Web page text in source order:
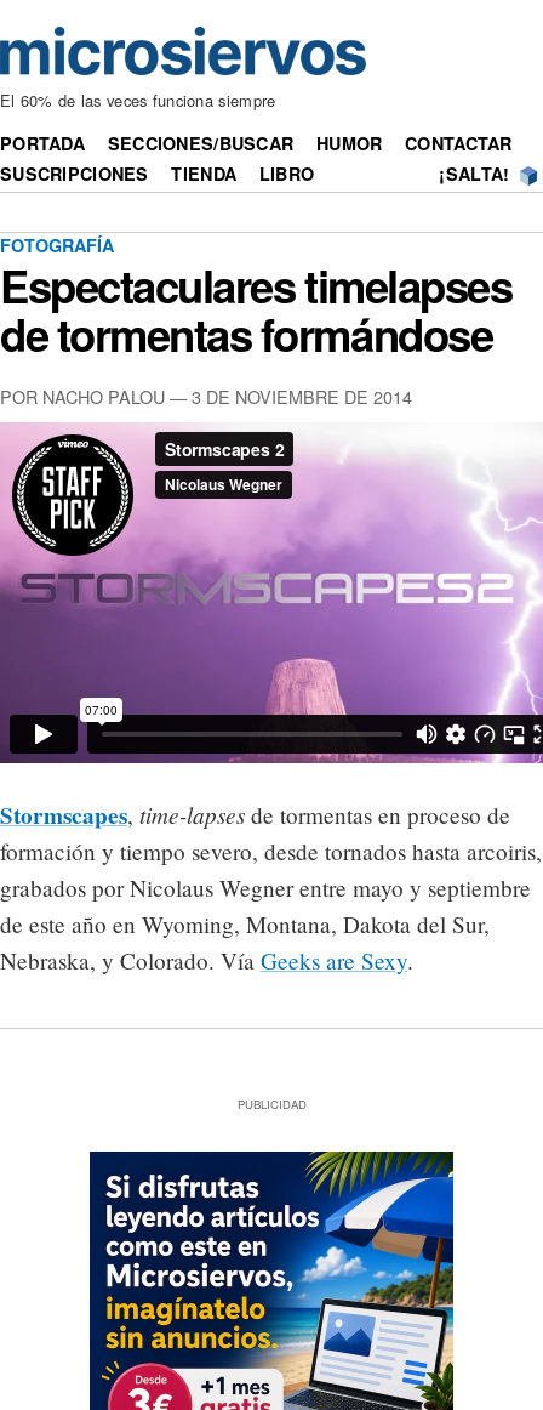
El 60% de las veces funciona siempre
PORTADA SECCIONES/BUSCAR HUMOR
CONTACTAR
SUSCRIPCIONES
TIENDA LIBRO ¡SALTA!
FOTOGRAFÍA
Espectaculares timelapses
de tormentas formándose
POR NACHO PALOU — 3 DE NOVIEMBRE DE 2014
Stormscapes, time-lapses de tormentas en proceso de
formación y tiempo severo, desde tornados hasta arcoiris,
grabados por Nicolaus Wegner entre mayo y septiembre
de este año en Wyoming, Montana, Dakota del Sur,
Nebraska, y Colorado. Vía Geeks are Sexy.
PUBLICIDAD